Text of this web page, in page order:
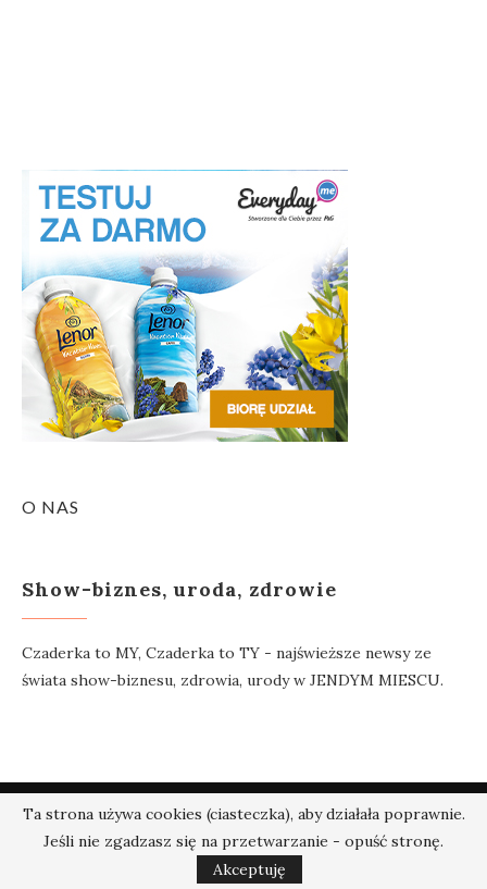
O NAS
Show-biznes, uroda, zdrowie
Czaderka to MY, Czaderka to TY - najświeższe newsy ze
świata show-biznesu, zdrowia, urody w JENDYM MIESCU.
@2018 - Czaderka.pl. Wszelkie prawa zastrzeżone.
W GÓRĘ
Ta strona używa cookies (ciasteczka), aby działała poprawnie.
Jeśli nie zgadzasz się na przetwarzanie - opuść stronę.
Akceptuję